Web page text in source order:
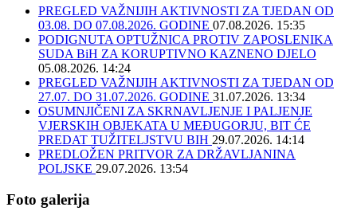
PREGLED VAŽNIJIH AKTIVNOSTI ZA TJEDAN OD
03.08. DO 07.08.2026. GODINE 07.08.2026. 15:35
PODIGNUTA OPTUŽNICA PROTIV ZAPOSLENIKA
SUDA BiH ZA KORUPTIVNO KAZNENO DJELO
05.08.2026. 14:24
PREGLED VAŽNIJIH AKTIVNOSTI ZA TJEDAN OD
27.07. DO 31.07.2026. GODINE 31.07.2026. 13:34
OSUMNJIČENI ZA SKRNAVLJENJE I PALJENJE
VJERSKIH OBJEKATA U MEĐUGORJU, BIT ĆE
PREDAT TUŽITELJSTVU BIH 29.07.2026. 14:14
PREDLOŽEN PRITVOR ZA DRŽAVLJANINA
POLJSKE 29.07.2026. 13:54
Foto galerija